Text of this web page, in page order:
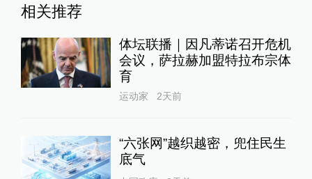
相关推荐
体坛联播｜因凡蒂诺召开危机
会议，萨拉赫加盟特拉布宗体
育
运动家 2天前
“六张网”越织越密，兜住民生
底气